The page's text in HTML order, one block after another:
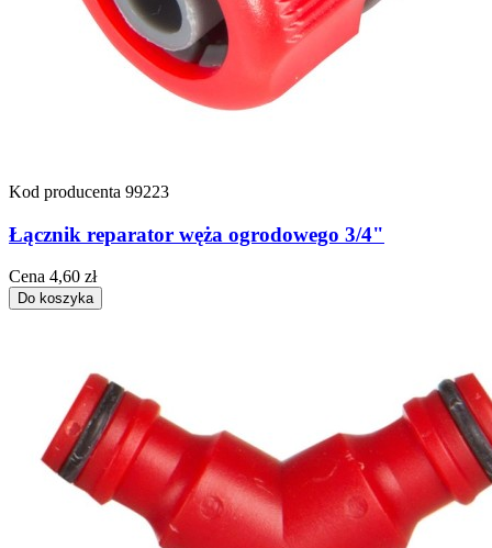
Kod producenta 99223
Łącznik reparator węża ogrodowego 3/4"
Cena 4,60 zł
Do koszyka